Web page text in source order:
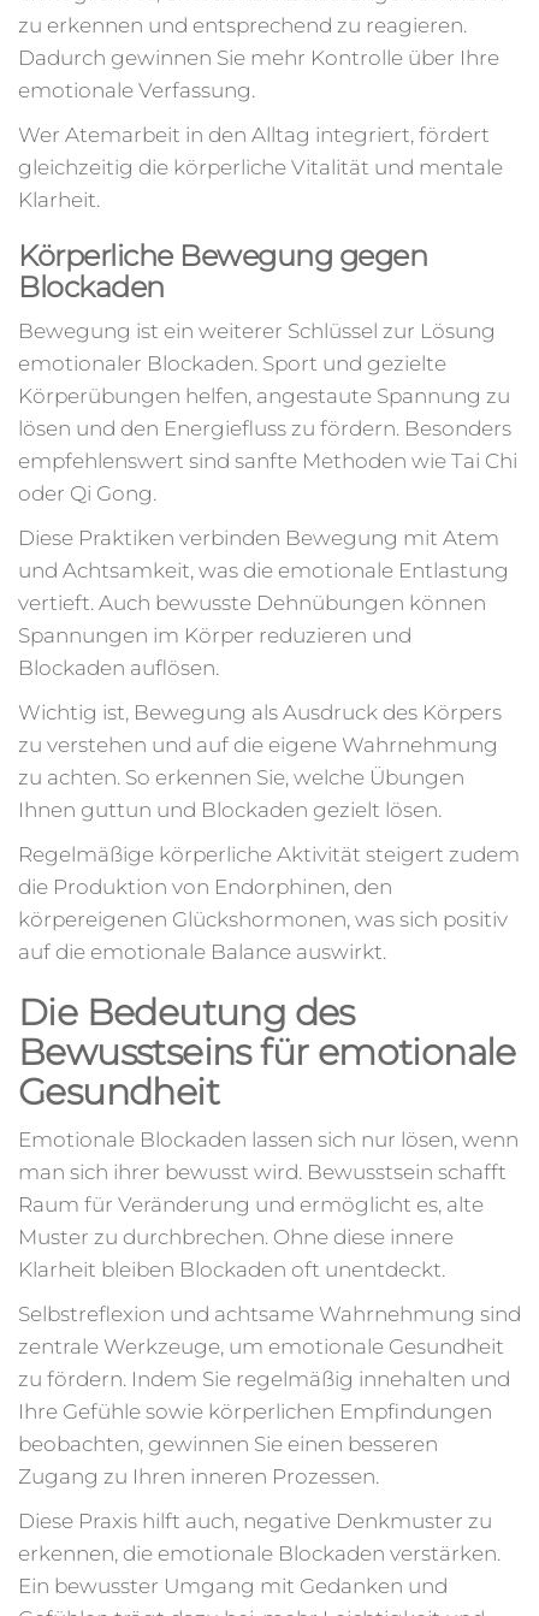
zu erkennen und entsprechend zu reagieren.
Dadurch gewinnen Sie mehr Kontrolle über Ihre
emotionale Verfassung.
Wer Atemarbeit in den Alltag integriert, fördert
gleichzeitig die körperliche Vitalität und mentale
Klarheit.
Körperliche Bewegung gegen
Blockaden
Bewegung ist ein weiterer Schlüssel zur Lösung
emotionaler Blockaden. Sport und gezielte
Körperübungen helfen, angestaute Spannung zu
lösen und den Energiefluss zu fördern. Besonders
empfehlenswert sind sanfte Methoden wie Tai Chi
oder Qi Gong.
Diese Praktiken verbinden Bewegung mit Atem
und Achtsamkeit, was die emotionale Entlastung
vertieft. Auch bewusste Dehnübungen können
Spannungen im Körper reduzieren und
Blockaden auflösen.
Wichtig ist, Bewegung als Ausdruck des Körpers
zu verstehen und auf die eigene Wahrnehmung
zu achten. So erkennen Sie, welche Übungen
Ihnen guttun und Blockaden gezielt lösen.
Regelmäßige körperliche Aktivität steigert zudem
die Produktion von Endorphinen, den
körpereigenen Glückshormonen, was sich positiv
auf die emotionale Balance auswirkt.
Die Bedeutung des
Bewusstseins für emotionale
Gesundheit
Emotionale Blockaden lassen sich nur lösen, wenn
man sich ihrer bewusst wird. Bewusstsein schafft
Raum für Veränderung und ermöglicht es, alte
Muster zu durchbrechen. Ohne diese innere
Klarheit bleiben Blockaden oft unentdeckt.
Selbstreflexion und achtsame Wahrnehmung sind
zentrale Werkzeuge, um emotionale Gesundheit
zu fördern. Indem Sie regelmäßig innehalten und
Ihre Gefühle sowie körperlichen Empfindungen
beobachten, gewinnen Sie einen besseren
Zugang zu Ihren inneren Prozessen.
Diese Praxis hilft auch, negative Denkmuster zu
erkennen, die emotionale Blockaden verstärken.
Ein bewusster Umgang mit Gedanken und